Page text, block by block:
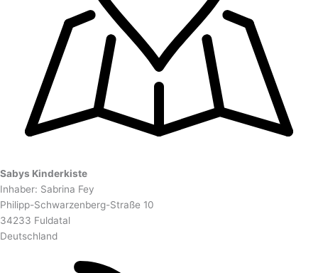
Sabys Kinderkiste
Inhaber: Sabrina Fey
Philipp-Schwarzenberg-Straße 10
34233 Fuldatal
Deutschland